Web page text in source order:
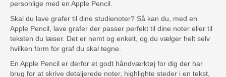
personlige med en Apple Pencil.
Skal du lave grafer til dine studienoter? Så kan du, med en
Apple Pencil, lave grafer der passer perfekt til dine noter eller til
teksten du læser. Det er nemt og enkelt, og du vælger helt selv
hvilken form for graf du skal tegne.
En Apple Pencil er derfor et godt håndværktøj for dig der har
brug for at skrive detaljerede noter, highlighte steder i en tekst,